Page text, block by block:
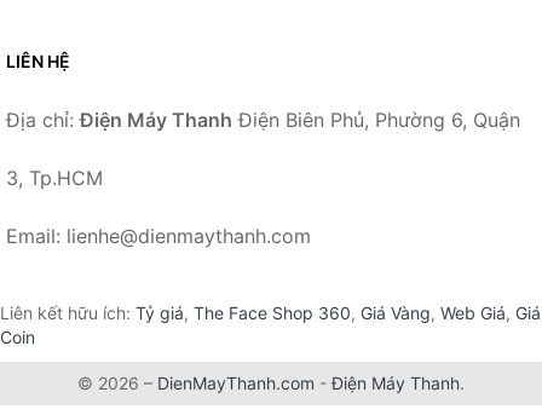
LIÊN HỆ
Địa chỉ:Điện Máy Thanh Điện Biên Phủ, Phường 6, Quận
3, Tp.HCM
Email: lienhe@dienmaythanh.com
Liên kết hữu ích: Tỷ giá, The Face Shop 360, Giá Vàng, Web Giá, Giá
Coin
© 2026 – DienMayThanh.com -Điện Máy Thanh.